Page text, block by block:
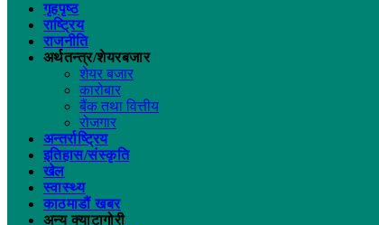
गृहपृष्ठ
राष्ट्रिय
राजनीति
अर्थतन्त्र/शेयरबजार
शेयर बजार
कारोबार
बैंक तथा वित्तीय
रोजगार
अन्तर्राष्ट्रिय
इतिहास/संस्कृति
खेल
स्वास्थ्य
काठमाडौं खबर
अन्य क्याटागोरी